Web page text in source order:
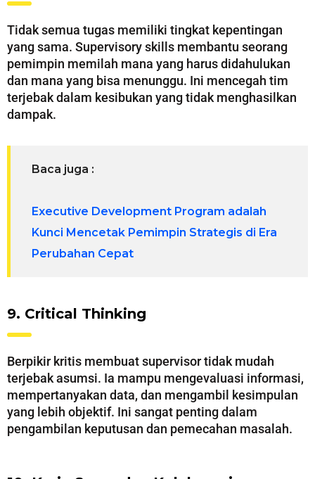
Tidak semua tugas memiliki tingkat kepentingan
yang sama. Supervisory skills membantu seorang
pemimpin memilah mana yang harus didahulukan
dan mana yang bisa menunggu. Ini mencegah tim
terjebak dalam kesibukan yang tidak menghasilkan
dampak.
Baca juga :
Executive Development Program adalah
Kunci Mencetak Pemimpin Strategis di Era
Perubahan Cepat
9. Critical Thinking
Berpikir kritis membuat supervisor tidak mudah
terjebak asumsi. Ia mampu mengevaluasi informasi,
mempertanyakan data, dan mengambil kesimpulan
yang lebih objektif. Ini sangat penting dalam
pengambilan keputusan dan pemecahan masalah.